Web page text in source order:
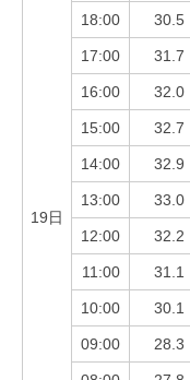
19日
18:00 30.5
17:00 31.7
16:00 32.0
15:00 32.7
14:00 32.9
13:00 33.0
12:00 32.2
11:00 31.1
10:00 30.1
09:00 28.3